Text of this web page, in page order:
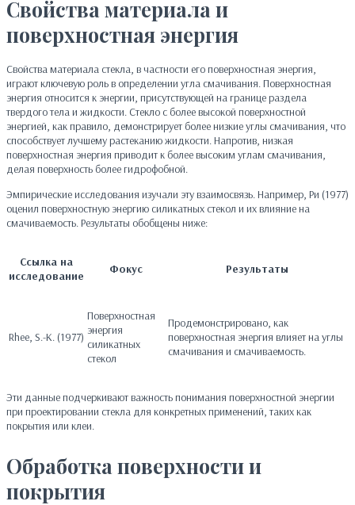
Свойства материала и
поверхностная энергия
Свойства материала стекла, в частности его поверхностная энергия,
играют ключевую роль в определении угла смачивания. Поверхностная
энергия относится к энергии, присутствующей на границе раздела
твердого тела и жидкости. Стекло с более высокой поверхностной
энергией, как правило, демонстрирует более низкие углы смачивания, что
способствует лучшему растеканию жидкости. Напротив, низкая
поверхностная энергия приводит к более высоким углам смачивания,
делая поверхность более гидрофобной.
Эмпирические исследования изучали эту взаимосвязь. Например, Ри (1977)
оценил поверхностную энергию силикатных стекол и их влияние на
смачиваемость. Результаты обобщены ниже:
Ссылка на
исследование
Фокус Результаты
Rhee, S.-K. (1977)
Поверхностная
энергия
силикатных
стекол
Продемонстрировано, как
поверхностная энергия влияет на углы
смачивания и смачиваемость.
Эти данные подчеркивают важность понимания поверхностной энергии
при проектировании стекла для конкретных применений, таких как
покрытия или клеи.
Обработка поверхности и
покрытия